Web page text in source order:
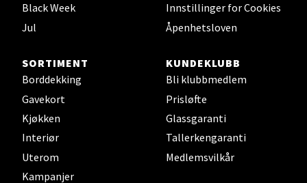
Black Week
Jul
Innstillinger for Cookies
Åpenhetsloven
SORTIMENT
Borddekking
Gavekort
Kjøkken
Interiør
Uterom
Kampanjer
KUNDEKLUBB
Bli klubbmedlem
Prisløfte
Glassgaranti
Tallerkengaranti
Medlemsvilkår
Sortland - Sortland Storsenter
Åpent i dag 10-19
0 i butikk